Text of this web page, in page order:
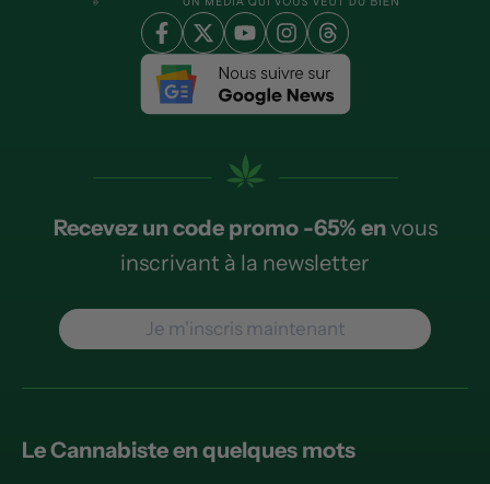
Recevez un code promo -65% envous
inscrivant à la newsletter
Je m'inscris maintenant
Le Cannabiste en quelques mots